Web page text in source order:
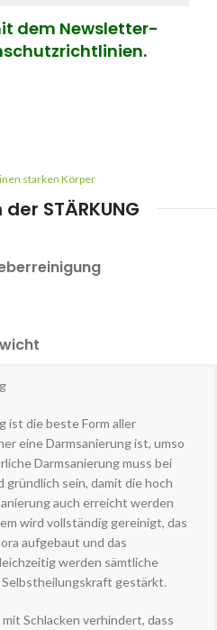
dem Newsletter-
starken Körper
STÄRKUNG
ist die beste Form aller
eine Darmsanierung ist, umso
Darmsanierung muss bei
sein, damit die hoch
auch erreicht werden
wird vollständig gereinigt, das
aufgebaut und das
werden sämtliche
gestärkt.
Schlacken verhindert, dass